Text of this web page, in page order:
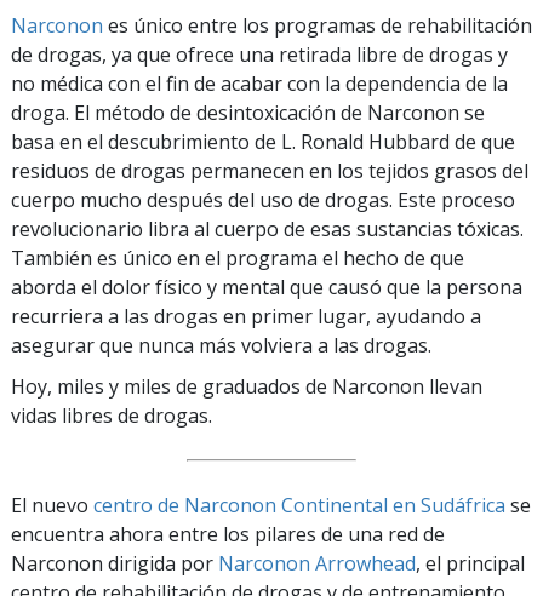
Narconon es único entre los programas de rehabilitación
de drogas, ya que ofrece una retirada libre de drogas y
no médica con el fin de acabar con la dependencia de la
droga. El método de desintoxicación de Narconon se
basa en el descubrimiento de L. Ronald Hubbard de que
residuos de drogas permanecen en los tejidos grasos del
cuerpo mucho después del uso de drogas. Este proceso
revolucionario libra al cuerpo de esas sustancias tóxicas.
También es único en el programa el hecho de que
aborda el dolor físico y mental que causó que la persona
recurriera a las drogas en primer lugar, ayudando a
asegurar que nunca más volviera a las drogas.
Hoy, miles y miles de graduados de Narconon llevan
vidas libres de drogas.
El nuevo centro de Narconon Continental en Sudáfrica se
encuentra ahora entre los pilares de una red de
Narconon dirigida por Narconon Arrowhead, el principal